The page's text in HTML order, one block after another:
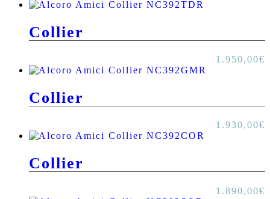
Collier
1.950,00€
Collier
1.930,00€
Collier
1.890,00€